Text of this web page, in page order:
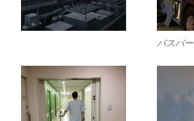
バスバー